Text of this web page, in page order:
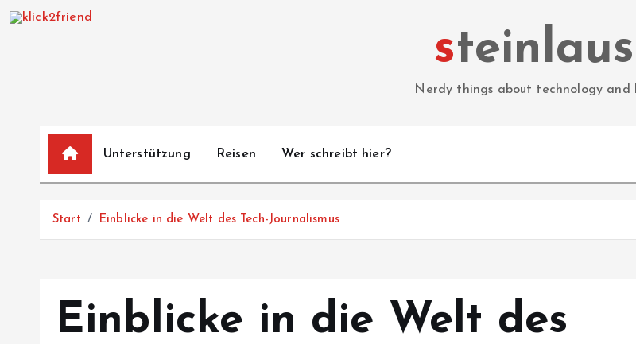
steinlaus
Nerdy things about technology and
Unterstützung Reisen Wer schreibt hier?
Start Einblicke in die Welt des Tech-Journalismus
Einblicke in die Welt des